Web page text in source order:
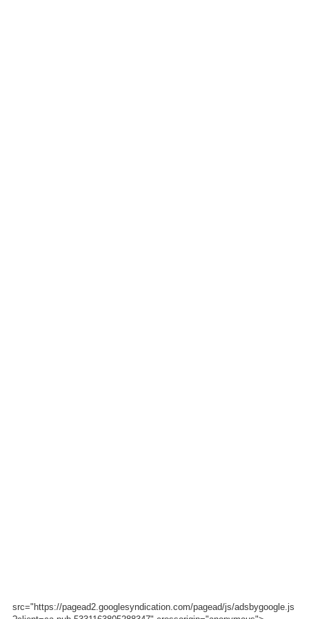
src="https://pagead2.googlesyndication.com/pagead/js/adsbygoogle.js